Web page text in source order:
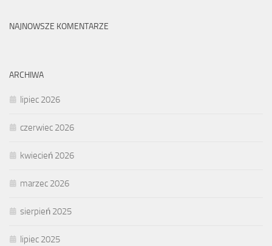
NAJNOWSZE KOMENTARZE
ARCHIWA
lipiec 2026
czerwiec 2026
kwiecień 2026
marzec 2026
sierpień 2025
lipiec 2025